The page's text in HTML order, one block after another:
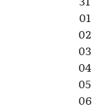
01
02
03
04
05
06